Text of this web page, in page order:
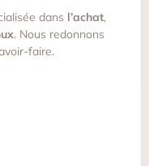
dans l’achat,
. Nous redonnons
faire.